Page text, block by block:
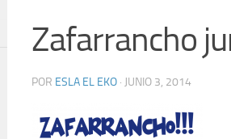
Zafarrancho
POR ESLA EL EKO · JUNIO 3, 2014